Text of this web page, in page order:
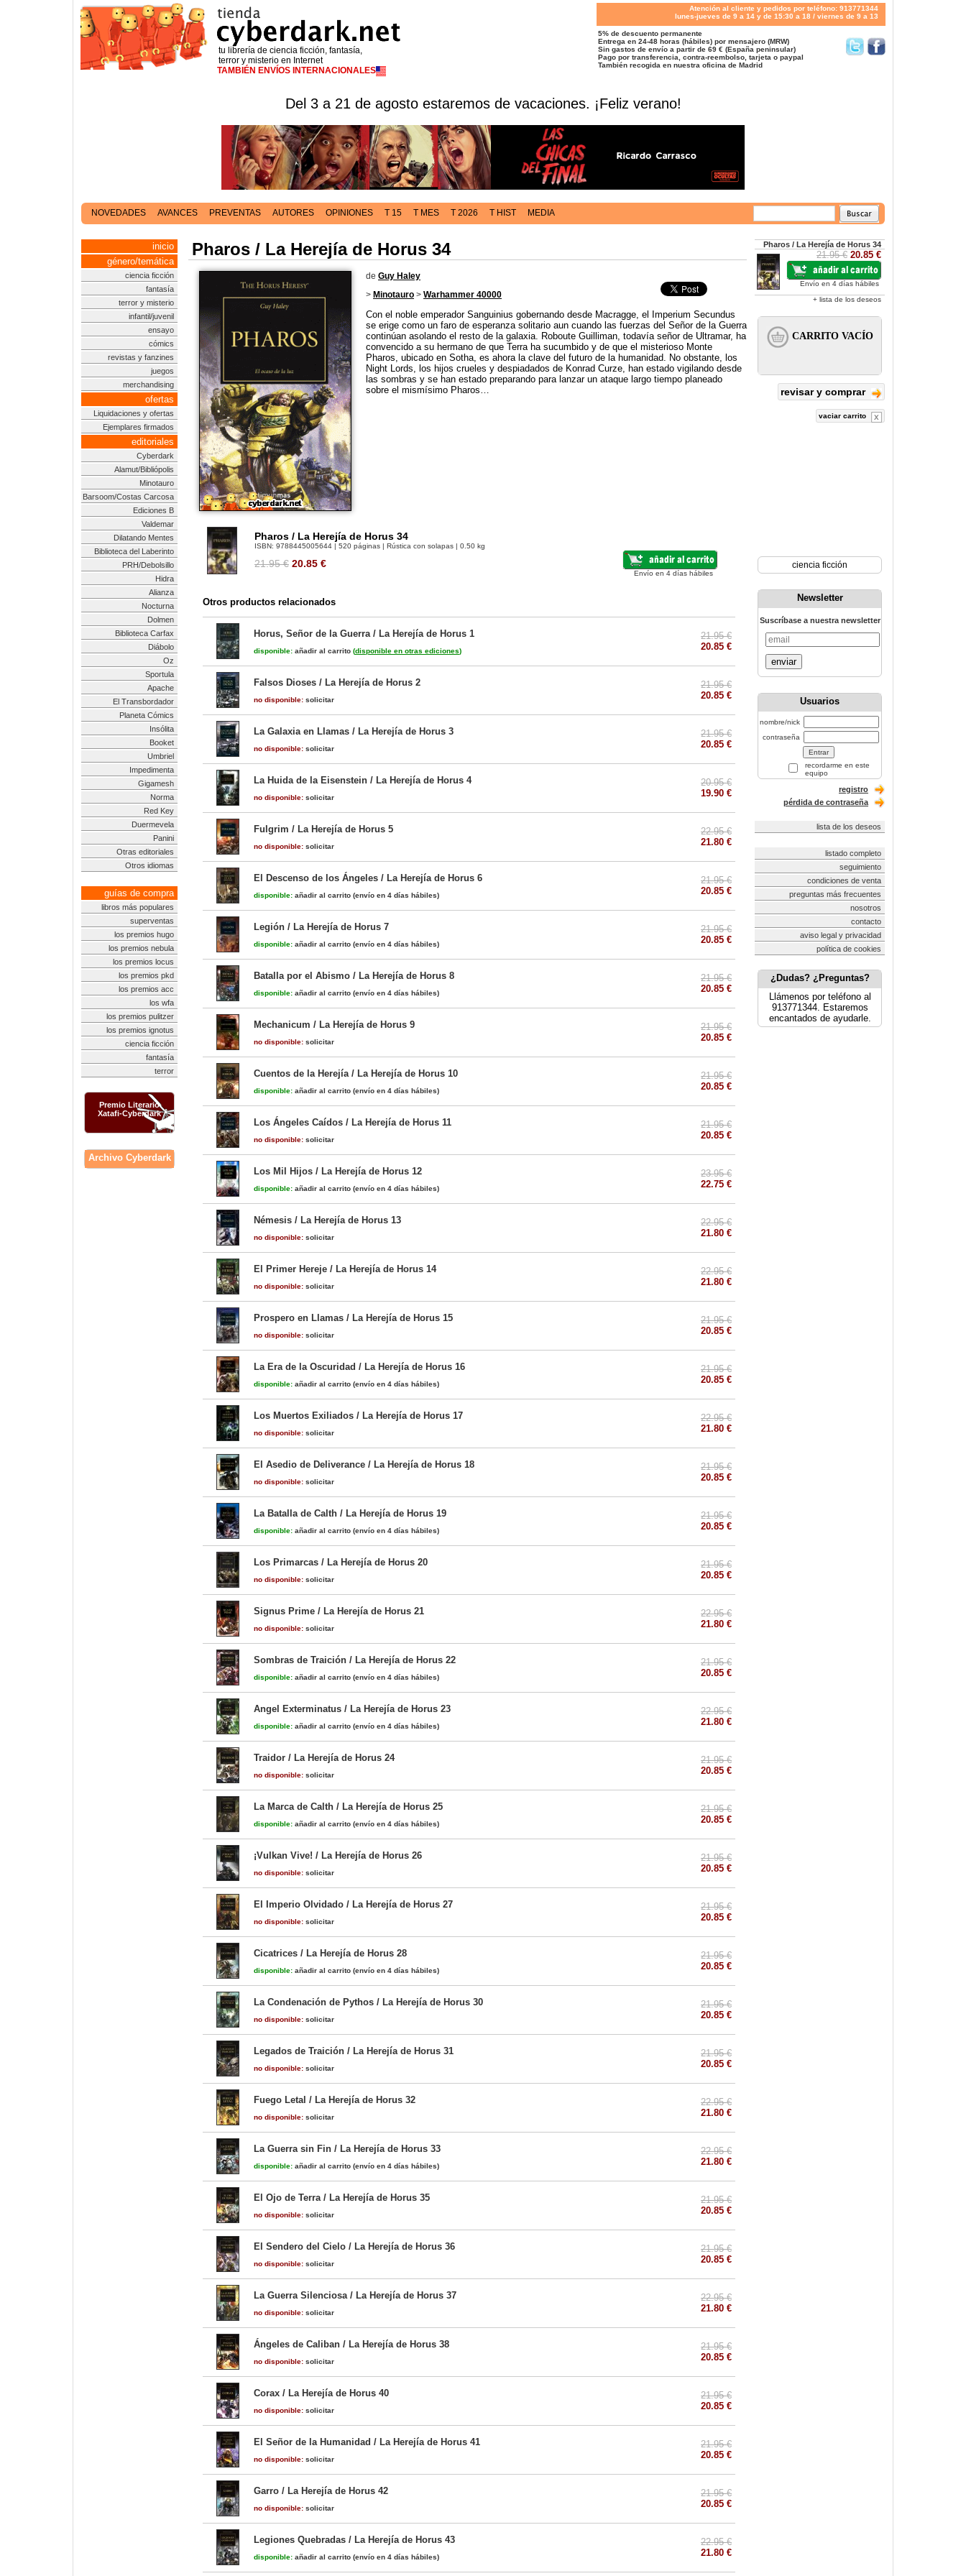
tu librería de ciencia ficción, fantasía,
terror y misterio en Internet
TAMBIÉN ENVÍOS INTERNACIONALES
Atención al cliente y pedidos por teléfono: 913771344
lunes-jueves de 9 a 14 y de 15:30 a 18 / viernes de 9 a 13
5% de descuento permanente
Entrega en 24-48 horas (hábiles) por mensajero (MRW)
Sin gastos de envío a partir de 69 € (España peninsular)
Pago por transferencia, contra-reembolso, tarjeta o paypal
También recogida en nuestra oficina de Madrid
Del 3 a 21 de agosto estaremos de vacaciones. ¡Feliz verano!
NOVEDADES AVANCES PREVENTAS AUTORES OPINIONES T 15 T MES T 2026 T HIST MEDIA
inicio
género/temática
ciencia ficción
fantasía
terror y misterio
infantil/juvenil
ensayo
cómics
revistas y fanzines
juegos
merchandising
ofertas
Liquidaciones y ofertas
Ejemplares firmados
editoriales
Cyberdark
Alamut/Bibliópolis
Minotauro
Barsoom/Costas Carcosa
Ediciones B
Valdemar
Dilatando Mentes
Biblioteca del Laberinto
PRH/Debolsillo
Hidra
Alianza
Nocturna
Dolmen
Biblioteca Carfax
Diábolo
Oz
Sportula
Apache
El Transbordador
Planeta Cómics
Insólita
Booket
Umbriel
Impedimenta
Gigamesh
Norma
Red Key
Duermevela
Panini
Otras editoriales
Otros idiomas
guías de compra
libros más populares
superventas
los premios hugo
los premios nebula
los premios locus
los premios pkd
los premios acc
los wfa
los premios pulitzer
los premios ignotus
ciencia ficción
fantasía
terror
Premio Literario
Xatafi-Cyberdark
Archivo Cyberdark
Pharos / La Herejía de Horus 34
de Guy Haley
> Minotauro > Warhammer 40000
Con el noble emperador Sanguinius gobernando desde Macragge, el Imperium Secundus
se erige como un faro de esperanza solitario aun cuando las fuerzas del Señor de la Guerra
continúan asolando el resto de la galaxia. Roboute Guilliman, todavía señor de Ultramar, ha
convencido a su hermano de que Terra ha sucumbido y de que el misterioso Monte
Pharos, ubicado en Sotha, es ahora la clave del futuro de la humanidad. No obstante, los
Night Lords, los hijos crueles y despiadados de Konrad Curze, han estado vigilando desde
las sombras y se han estado preparando para lanzar un ataque largo tiempo planeado
sobre el mismísimo Pharos…
Pharos / La Herejía de Horus 34
ISBN: 9788445005644 | 520 páginas | Rústica con solapas | 0.50 kg
21.95 € 20.85 €
Envío en 4 días hábiles
Otros productos relacionados
Horus, Señor de la Guerra / La Herejía de Horus 1
disponible: añadir al carrito (disponible en otras ediciones)
21.95 €
20.85 €
Falsos Dioses / La Herejía de Horus 2
no disponible: solicitar
21.95 €
20.85 €
La Galaxia en Llamas / La Herejía de Horus 3
no disponible: solicitar
21.95 €
20.85 €
La Huida de la Eisenstein / La Herejía de Horus 4
no disponible: solicitar
20.95 €
19.90 €
Fulgrim / La Herejía de Horus 5
no disponible: solicitar
22.95 €
21.80 €
El Descenso de los Ángeles / La Herejía de Horus 6
disponible: añadir al carrito (envío en 4 días hábiles)
21.95 €
20.85 €
Legión / La Herejía de Horus 7
disponible: añadir al carrito (envío en 4 días hábiles)
21.95 €
20.85 €
Batalla por el Abismo / La Herejía de Horus 8
disponible: añadir al carrito (envío en 4 días hábiles)
21.95 €
20.85 €
Mechanicum / La Herejía de Horus 9
no disponible: solicitar
21.95 €
20.85 €
Cuentos de la Herejía / La Herejía de Horus 10
disponible: añadir al carrito (envío en 4 días hábiles)
21.95 €
20.85 €
Los Ángeles Caídos / La Herejía de Horus 11
no disponible: solicitar
21.95 €
20.85 €
Los Mil Hijos / La Herejía de Horus 12
disponible: añadir al carrito (envío en 4 días hábiles)
23.95 €
22.75 €
Némesis / La Herejía de Horus 13
no disponible: solicitar
22.95 €
21.80 €
El Primer Hereje / La Herejía de Horus 14
no disponible: solicitar
22.95 €
21.80 €
Prospero en Llamas / La Herejía de Horus 15
no disponible: solicitar
21.95 €
20.85 €
La Era de la Oscuridad / La Herejía de Horus 16
disponible: añadir al carrito (envío en 4 días hábiles)
21.95 €
20.85 €
Los Muertos Exiliados / La Herejía de Horus 17
no disponible: solicitar
22.95 €
21.80 €
El Asedio de Deliverance / La Herejía de Horus 18
no disponible: solicitar
21.95 €
20.85 €
La Batalla de Calth / La Herejía de Horus 19
disponible: añadir al carrito (envío en 4 días hábiles)
21.95 €
20.85 €
Los Primarcas / La Herejía de Horus 20
no disponible: solicitar
21.95 €
20.85 €
Signus Prime / La Herejía de Horus 21
no disponible: solicitar
22.95 €
21.80 €
Sombras de Traición / La Herejía de Horus 22
disponible: añadir al carrito (envío en 4 días hábiles)
21.95 €
20.85 €
Angel Exterminatus / La Herejía de Horus 23
disponible: añadir al carrito (envío en 4 días hábiles)
22.95 €
21.80 €
Traidor / La Herejía de Horus 24
no disponible: solicitar
21.95 €
20.85 €
La Marca de Calth / La Herejía de Horus 25
disponible: añadir al carrito (envío en 4 días hábiles)
21.95 €
20.85 €
¡Vulkan Vive! / La Herejía de Horus 26
no disponible: solicitar
21.95 €
20.85 €
El Imperio Olvidado / La Herejía de Horus 27
no disponible: solicitar
21.95 €
20.85 €
Cicatrices / La Herejía de Horus 28
disponible: añadir al carrito (envío en 4 días hábiles)
21.95 €
20.85 €
La Condenación de Pythos / La Herejía de Horus 30
no disponible: solicitar
21.95 €
20.85 €
Legados de Traición / La Herejía de Horus 31
no disponible: solicitar
21.95 €
20.85 €
Fuego Letal / La Herejía de Horus 32
no disponible: solicitar
22.95 €
21.80 €
La Guerra sin Fin / La Herejía de Horus 33
disponible: añadir al carrito (envío en 4 días hábiles)
22.95 €
21.80 €
El Ojo de Terra / La Herejía de Horus 35
no disponible: solicitar
21.95 €
20.85 €
El Sendero del Cielo / La Herejía de Horus 36
no disponible: solicitar
21.95 €
20.85 €
La Guerra Silenciosa / La Herejía de Horus 37
no disponible: solicitar
22.95 €
21.80 €
Ángeles de Caliban / La Herejía de Horus 38
no disponible: solicitar
21.95 €
20.85 €
Corax / La Herejía de Horus 40
no disponible: solicitar
21.95 €
20.85 €
El Señor de la Humanidad / La Herejía de Horus 41
no disponible: solicitar
21.95 €
20.85 €
Garro / La Herejía de Horus 42
no disponible: solicitar
21.95 €
20.85 €
Legiones Quebradas / La Herejía de Horus 43
disponible: añadir al carrito (envío en 4 días hábiles)
22.95 €
21.80 €
Pharos / La Herejía de Horus 34
21.95 € 20.85 €
Envío en 4 días hábiles
+ lista de los deseos
revisar y comprar
vaciar carrito
ciencia ficción
Newsletter
Suscríbase a nuestra newsletter
enviar
Usuarios
nombre/nick
contraseña
recordarme en este
equipo
registro
pérdida de contraseña
lista de los deseos
listado completo
seguimiento
condiciones de venta
preguntas más frecuentes
nosotros
contacto
aviso legal y privacidad
política de cookies
¿Dudas? ¿Preguntas?
Llámenos por teléfono al
913771344. Estaremos
encantados de ayudarle.